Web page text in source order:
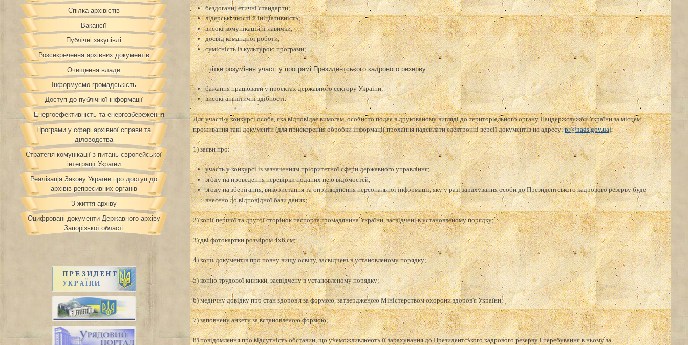
Спілка архівістів
Вакансії
Публічні закупівлі
Розсекречення архівних документів
Очищення влади
Інформуємо громадськість
Доступ до публічної інформації
Енергоефективність та енергозбереження
Програми у сфері архівної справи та
діловодства
Стратегія комунікації з питань європейської
інтеграції України
Реалізація Закону України про доступ до
архівів репресивних органів
З життя архіву
Оцифровані документи Державного архіву
Запорізької області
бездоганні етичні стандарти;
лідерські якості й ініціативність;
високі комунікаційні навички;
досвід командної роботи;
сумісність із культурою програми;
·чітке розуміння участі у програмі Президентського кадрового резерву
бажання працювати у проектах державного сектору України;
високі аналітичні здібності.
Для участі у конкурсі особа, яка відповідає вимогам, особисто подає в друкованому вигляді до територіального органу Нацдержслужби України за місцем
проживання такі документи (для прискорення обробки інформації прохання надсилати електронні версії документів на адресу:pr@nads.gov.ua):
1) заяви про:
участь у конкурсі із зазначенням пріоритетної сфери державного управління;
згоду на проведення перевірки поданих нею відомостей;
згоду на зберігання, використання та оприлюднення персональної інформації, яку у разі зарахування особи до Президентського кадрового резерву буде
внесено до відповідної бази даних;
2) копії першої та другої сторінок паспорта громадянина України, засвідчені в установленому порядку;
3) дві фотокартки розміром 4x6 см;
4) копії документів про повну вищу освіту, засвідчені в установленому порядку;
5) копію трудової книжки, засвідчену в установленому порядку;
6) медичну довідку про стан здоров'я за формою, затвердженою Міністерством охорони здоров'я України;
7) заповнену анкету за встановленою формою;
8) повідомлення про відсутність обставин, що унеможливлюють її зарахування до Президентського кадрового резерву і перебування в ньому за